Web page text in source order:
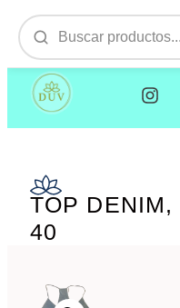
TOP DENIM,
40